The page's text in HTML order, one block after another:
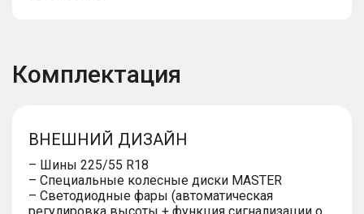
Комплектация
ВНЕШНИЙ ДИЗАЙН
– Шины 225/55 R18
– Специальные колесные диски MASTER
– Светодиодные фары (автоматическая
регулировка высоты + функция сигнализации о